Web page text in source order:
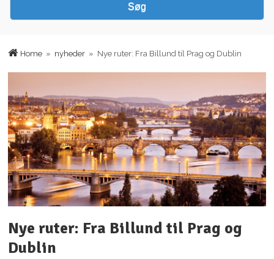
Home » nyheder » Nye ruter: Fra Billund til Prag og Dublin
Nye ruter: Fra Billund til Prag og
Dublin